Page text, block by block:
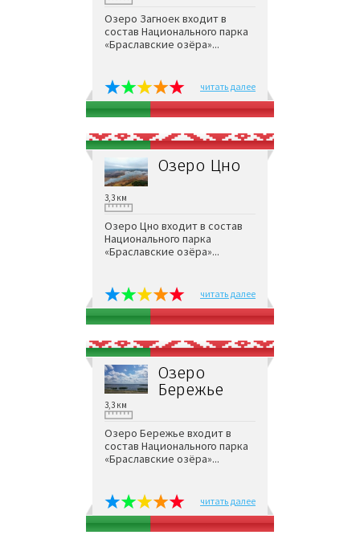
Озеро Загноек входит в
состав Национального парка
«Браславские озёра»...
читать далее
Озеро Цно
3,3 км
Озеро Цно входит в состав
Национального парка
«Браславские озёра»...
читать далее
Озеро
Бережье
3,3 км
Озеро Бережье входит в
состав Национального парка
«Браславские озёра»...
читать далее